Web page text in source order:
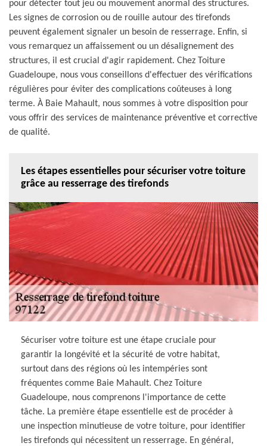
pour détecter tout jeu ou mouvement anormal des structures.
Les signes de corrosion ou de rouille autour des tirefonds
peuvent également signaler un besoin de resserrage. Enfin, si
vous remarquez un affaissement ou un désalignement des
structures, il est crucial d'agir rapidement. Chez Toiture
Guadeloupe, nous vous conseillons d'effectuer des vérifications
régulières pour éviter des complications coûteuses à long
terme. À Baie Mahault, nous sommes à votre disposition pour
vous offrir des services de maintenance préventive et corrective
de qualité.
Les étapes essentielles pour sécuriser votre toiture
grâce au resserrage des tirefonds
Sécuriser votre toiture est une étape cruciale pour
garantir la longévité et la sécurité de votre habitat,
surtout dans des régions où les intempéries sont
fréquentes comme Baie Mahault. Chez Toiture
Guadeloupe, nous comprenons l'importance de cette
tâche. La première étape essentielle est de procéder à
une inspection minutieuse de votre toiture, pour identifier
les tirefonds qui nécessitent un resserrage. En général,